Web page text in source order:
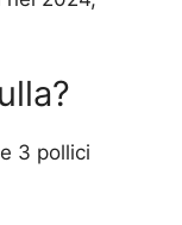
3 pollici